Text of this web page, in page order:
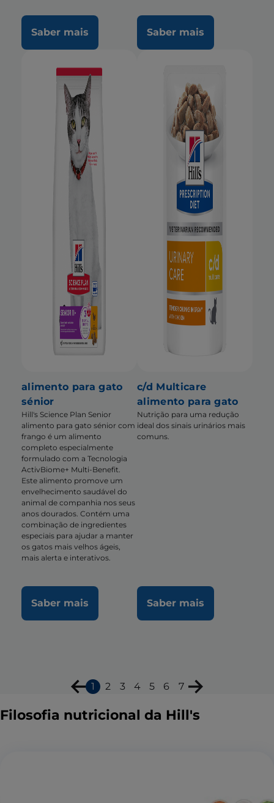
Saber mais Saber mais
alimento para gato
sénior
Hill's Science Plan Senior
alimento para gato sénior com
frango é um alimento
completo especialmente
formulado com a Tecnologia
ActivBiome+ Multi-Benefit.
Este alimento promove um
envelhecimento saudável do
animal de companhia nos seus
anos dourados. Contém uma
combinação de ingredientes
especiais para ajudar a manter
os gatos mais velhos ágeis,
mais alerta e interativos.
Saber mais
c/d Multicare
alimento para gato
Nutrição para uma redução
ideal dos sinais urinários mais
comuns.
Saber mais
1 2 3 4 5 6 7
Filosofia nutricional da Hill's